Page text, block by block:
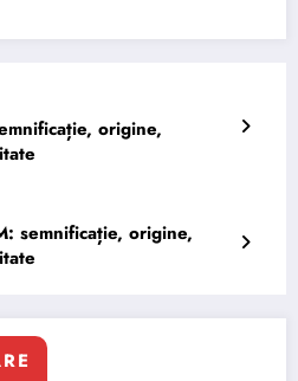
origine,
semnificație, origine,